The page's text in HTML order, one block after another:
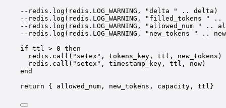
--redis.log(redis.LOG_WARNING, "delta " .. delta)
--redis.log(redis.LOG_WARNING, "filled_tokens "
--redis.log(redis.LOG_WARNING, "allowed_num " ..
--redis.log(redis.LOG_WARNING, "new_tokens " ..
if ttl > 0 then
redis. call ( "setex" , tokens_key, ttl, new_tokens)
redis. call ( "setex" , timestamp_key, ttl, now)
end
return { allowed_num, new_tokens, capacity, ttl}